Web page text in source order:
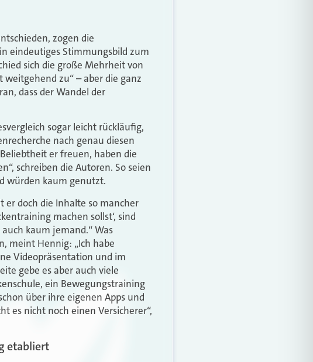
zogen die
eindeutiges Stimmungsbild zum
sich die große Mehrheit von
zu“ – aber die ganz
dass der Wandel der
sogar leicht rückläufig,
nach genau diesen
er­ freuen, haben die
schreiben die Autoren. So seien
würden kaum genutzt.
er doch die Inhalte so mancher
machen sollst‘, sind
kaum jemand.“ Was
meint Hennig: „Ich habe
Videopräsentation und im
gebe es aber auch viele
ein Bewegungstraining
über ihre eigenen Apps und
es nicht noch einen Versicherer“,
etabliert